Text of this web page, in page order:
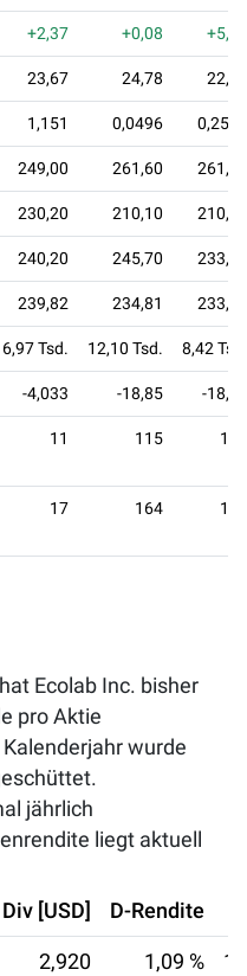
+2,37 +0,08 +5,40
23,67 24,78 22,16
1,151 0,0496 0,2571
249,00 261,60 261,60
230,20 210,10 210,10
240,20 245,70 233,30
239,82 234,81 233,20
6,97 Tsd. 12,10 Tsd. 8,42 Tsd.
-4,033 -18,85 -18,85
11 115 115
17 164 167
Ecolab Inc. bisher
pro Aktie
wurde
jährlich
liegt aktuell
Div [USD] D-Rendite
2,920 1,09 %